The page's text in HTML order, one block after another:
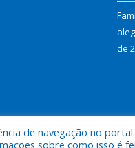
de
Municipal de São
de navegação no
sobre como isso é